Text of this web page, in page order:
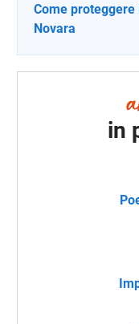
Come
Novara
in